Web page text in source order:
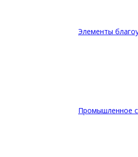
Элементы
Промышленное